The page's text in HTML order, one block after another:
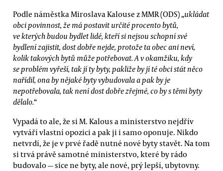
Podle náměstka Miroslava Kalouse z MMR (ODS) „ukládat
obci povinnost, že má postavit určité procento bytů,
ve kterých budou bydlet lidé, kteří si nejsou schopní své
bydlení zajistit, dost dobře nejde, protože ta obec ani neví,
kolik takových bytů může potřebovat. A v okamžiku, kdy
se problém vyřeší, tak jí ty byty, pakliže by jí té obci stát něco
nařídil, ona by nějaké byty vybudovala a pak by je
nepotřebovala, tak není dost dobře zřejmé, co by s těmi byty
dělalo.“
Vypadá to ale, že si M. Kalous a ministerstvo nejdřív
vytváří vlastní opozici a pak ji i samo oponuje. Nikdo
netvrdí, že je v prvé řadě nutné nové byty stavět. Na tom
si trvá právě samotné ministerstvo, které by rádo
budovalo — sice ne byty, ale nové, prý lepší, ubytovny.